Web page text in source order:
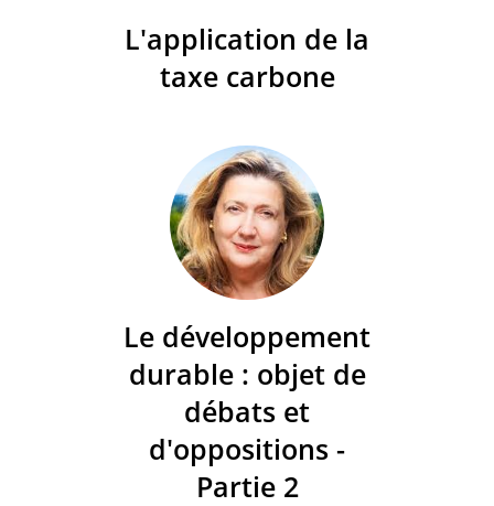
L'application de la
taxe carbone
Le développement
durable : objet de
débats et
d'oppositions -
Partie 2